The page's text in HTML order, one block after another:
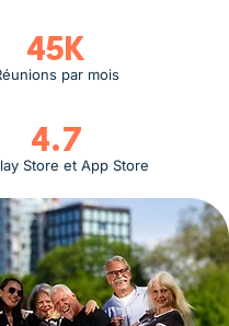
45K
par mois
4.7
Store et App Store